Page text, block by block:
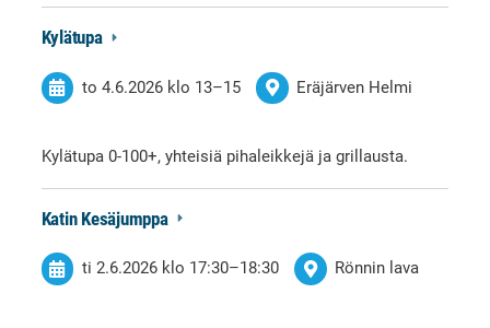
Kylätupa
to 4.6.2026 klo 13–15 Eräjärven Helmi
Kylätupa 0-100+, yhteisiä pihaleikkejä ja grillausta.
Katin Kesäjumppa
ti 2.6.2026 klo 17:30–18:30 Rönnin lava